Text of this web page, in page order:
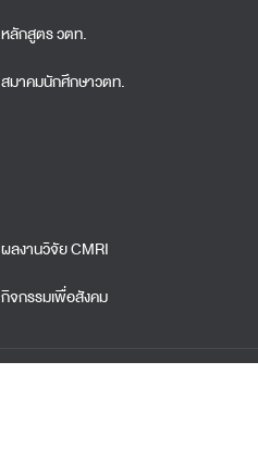
หลักสูตร วตท.
สมาคมนักศึกษาวตท.
ผลงานวิจัย CMRI
กิจกรรมเพื่อสังคม